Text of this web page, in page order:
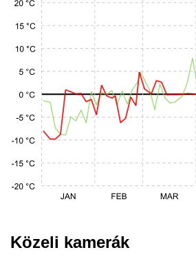
Közeli kamerák